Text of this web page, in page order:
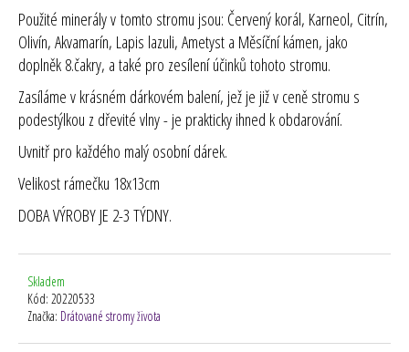
Použité minerály v tomto stromu jsou: Červený korál, Karneol, Citrín,
Olivín, Akvamarín, Lapis lazuli, Ametyst a Měsíční kámen, jako
doplněk 8.čakry, a také pro zesílení účinků tohoto stromu.
Zasíláme v krásném dárkovém balení, jež je již v ceně stromu s
podestýlkou z dřevité vlny - je prakticky ihned k obdarování.
Uvnitř pro každého malý osobní dárek.
Velikost rámečku 18x13cm
DOBA VÝROBY JE 2-3 TÝDNY.
Skladem
Kód: 20220533
Značka: Drátované stromy života